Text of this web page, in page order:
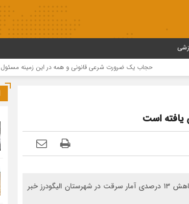
حجاب یک ضرورت شرعی قانونی و همه در این زمینه مسئول هستند
معاون فناوری اطلاعات و برنامه‌ریزی دادگستری کل لرستان از کاهش ۱۳ درصدی آمار سرقت در شهرستان الیگودرز خبر